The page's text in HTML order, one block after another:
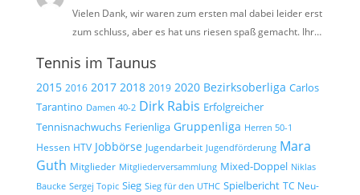
Vielen Dank, wir waren zum ersten mal dabei leider erst
zum schluss, aber es hat uns riesen spaß gemacht. Ihr…
Tennis im Taunus
2015 2016 2017 2018 2019 2020 Bezirksoberliga Carlos
Tarantino Damen 40-2 Dirk Rabis Erfolgreicher
Tennisnachwuchs Ferienliga Gruppenliga Herren 50-1
Hessen HTV Jobbörse Jugendarbeit Jugendförderung Mara
Guth Mitglieder Mitgliederversammlung Mixed-Doppel Niklas
Baucke Sergej Topic Sieg Sieg für den UTHC Spielbericht TC Neu-